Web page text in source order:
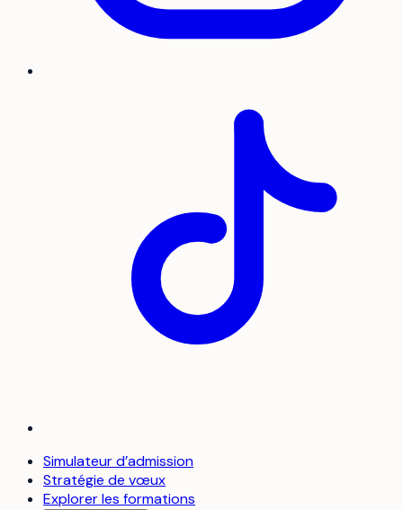
Simulateur d’admission
Stratégie de vœux
Explorer les formations